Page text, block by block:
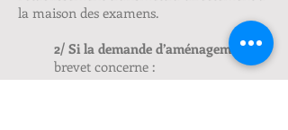
la maison des examens.
2/ Si la demande d’aménagementau
brevet concerne :